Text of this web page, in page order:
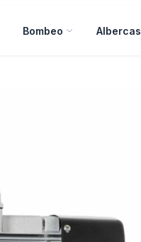
Bombeo Albercas